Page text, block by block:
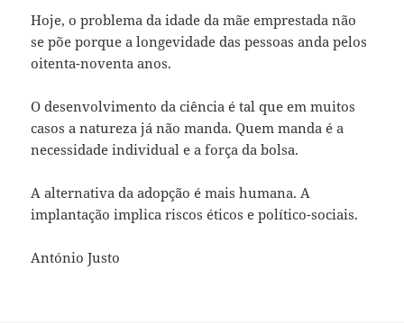
Hoje, o problema da idade da mãe emprestada não
se põe porque a longevidade das pessoas anda pelos
oitenta-noventa anos.
O desenvolvimento da ciência é tal que em muitos
casos a natureza já não manda. Quem manda é a
necessidade individual e a força da bolsa.
A alternativa da adopção é mais humana. A
implantação implica riscos éticos e político-sociais.
António Justo